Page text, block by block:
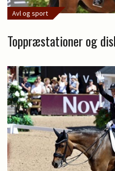
Avl og sport
Toppræstationer og